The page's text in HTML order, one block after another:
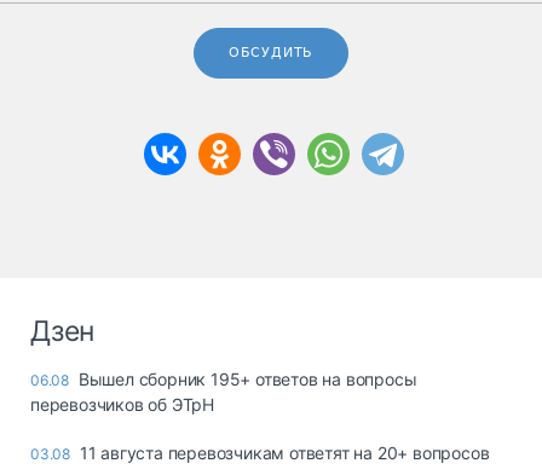
ОБСУДИТЬ
Дзен
06.08 Вышел сборник 195+ ответов на вопросы
перевозчиков об ЭТрН
03.08 11 августа перевозчикам ответят на 20+ вопросов